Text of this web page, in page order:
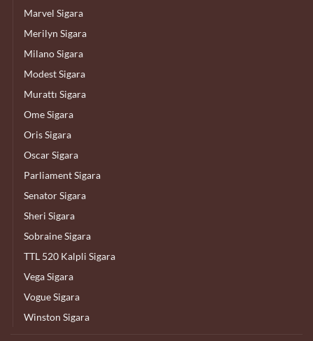
Marvel Sigara
Merilyn Sigara
Milano Sigara
Modest Sigara
Murattı Sigara
Ome Sigara
Oris Sigara
Oscar Sigara
Parliament Sigara
Senator Sigara
Sheri Sigara
Sobraine Sigara
TTL 520 Kalpli Sigara
Vega Sigara
Vogue Sigara
Winston Sigara